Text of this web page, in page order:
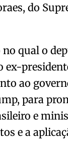
do
qual o
ex-
ao
para
e
e a